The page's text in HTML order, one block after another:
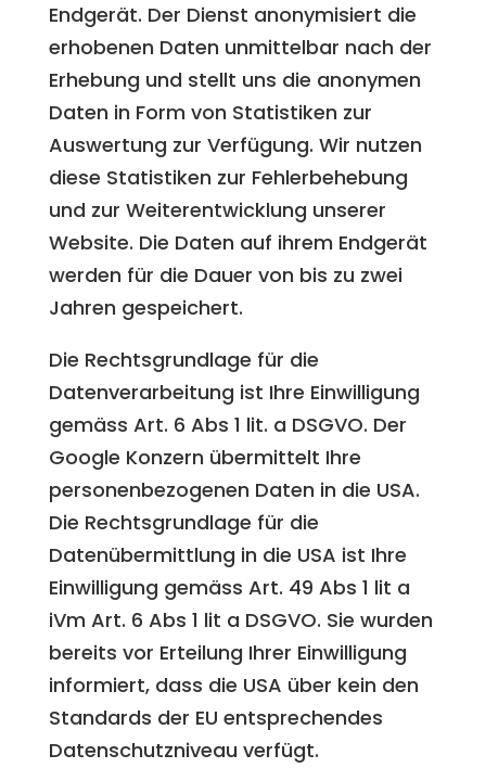
Endgerät. Der Dienst anonymisiert die
erhobenen Daten unmittelbar nach der
Erhebung und stellt uns die anonymen
Daten in Form von Statistiken zur
Auswertung zur Verfügung. Wir nutzen
diese Statistiken zur Fehlerbehebung
und zur Weiterentwicklung unserer
Website. Die Daten auf ihrem Endgerät
werden für die Dauer von bis zu zwei
Jahren gespeichert.
Die Rechtsgrundlage für die
Datenverarbeitung ist Ihre Einwilligung
gemäss Art. 6 Abs 1 lit. a DSGVO. Der
Google Konzern übermittelt Ihre
personenbezogenen Daten in die USA.
Die Rechtsgrundlage für die
Datenübermittlung in die USA ist Ihre
Einwilligung gemäss Art. 49 Abs 1 lit a
iVm Art. 6 Abs 1 lit a DSGVO. Sie wurden
bereits vor Erteilung Ihrer Einwilligung
informiert, dass die USA über kein den
Standards der EU entsprechendes
Datenschutzniveau verfügt.